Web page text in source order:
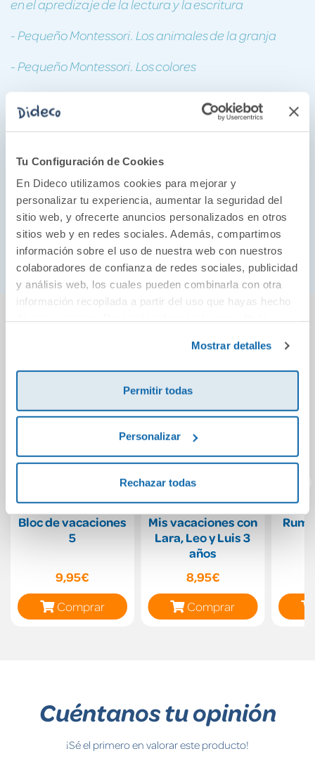
Tu Configuración de Cookies
En Dideco utilizamos cookies para mejorar y
personalizar tu experiencia, aumentar la seguridad del
sitio web, y ofrecerte anuncios personalizados en otros
sitios web y en redes sociales. Además, compartimos
información sobre el uso de nuestra web con nuestros
colaboradores de confianza de redes sociales, publicidad
y análisis web, los cuales pueden combinarla con otra
información recopilada a partir del uso que hayas hecho
Mostrar detalles
Permitir todas
Personalizar
Rechazar todas
en el apredizaje de la lectura y la escritura
- Pequeño Montessori. Los animales de la granja
- Pequeño Montessori. Los colores
- Mis recetas Montessori
- Montessori. Las letras
- Montessori. Primeras palabras
- 60 actividades Montessori para tu bebé
- Montessori. Pequeñas historias. La naturaleza
- Montessori. Pequeñas historias. En casa
Bloc de vacaciones
5
9,95€
Comprar
Mis vacaciones con
Lara, Leo y Luis 3
años
8,95€
Comprar
Cuéntanos tu opinión
¡Sé el primero en valorar este producto!